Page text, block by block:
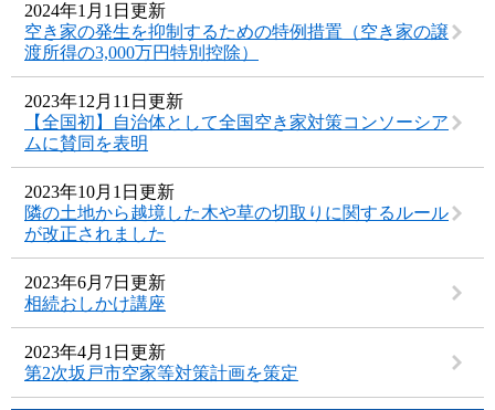
2024年1月1日更新
空き家の発生を抑制するための特例措置（空き家の譲
渡所得の3,000万円特別控除）
2023年12月11日更新
【全国初】自治体として全国空き家対策コンソーシア
ムに賛同を表明
2023年10月1日更新
隣の土地から越境した木や草の切取りに関するルール
が改正されました
2023年6月7日更新
相続おしかけ講座
2023年4月1日更新
第2次坂戸市空家等対策計画を策定